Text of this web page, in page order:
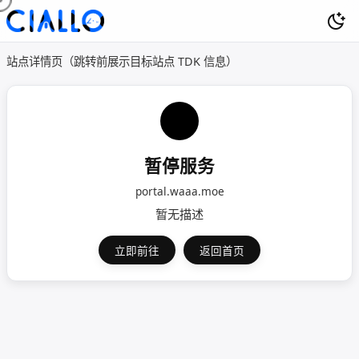
站点详情页（跳转前展示目标站点 TDK 信息）
暂停服务
portal.waaa.moe
暂无描述
立即前往 返回首页